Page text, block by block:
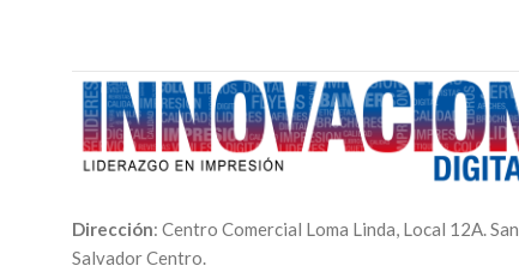
Dirección: Centro Comercial Loma Linda, Local 12A. San
Salvador Centro.